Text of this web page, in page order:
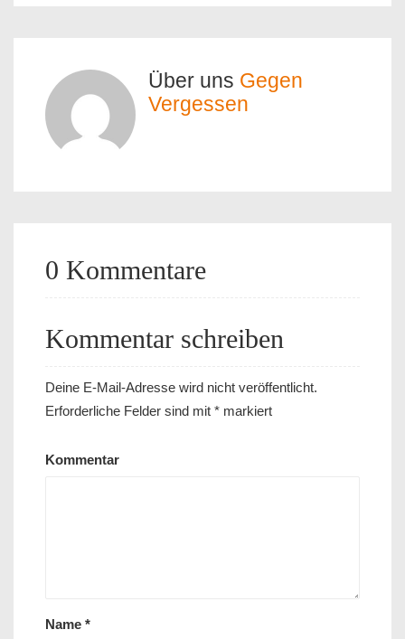
Über uns Gegen
Vergessen
0 Kommentare
Kommentar schreiben
Deine E-Mail-Adresse wird nicht veröffentlicht.
Erforderliche Felder sind mit * markiert
Kommentar
Name *